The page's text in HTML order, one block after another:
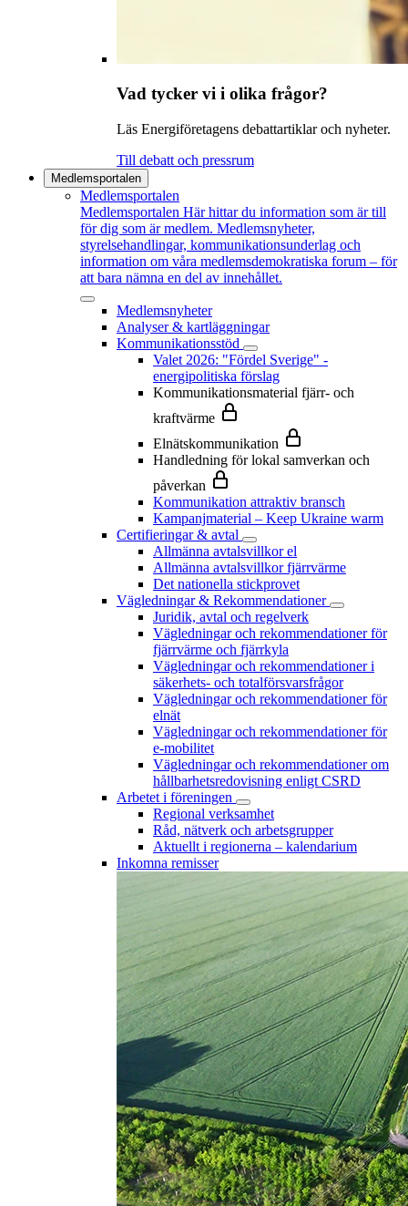
Vad tycker vi i olika frågor?
Läs Energiföretagens debattartiklar och nyheter.
Till debatt och pressrum
Medlemsportalen
Medlemsportalen
Medlemsportalen Här hittar du information som är till
för dig som är medlem. Medlemsnyheter,
styrelsehandlingar, kommunikationsunderlag och
information om våra medlemsdemokratiska forum – för
att bara nämna en del av innehållet.
Medlemsnyheter
Analyser & kartläggningar
Kommunikationsstöd
Valet 2026: "Fördel Sverige" -
energipolitiska förslag
Kommunikationsmaterial fjärr- och
kraftvärme
Elnätskommunikation
Handledning för lokal samverkan och
påverkan
Kommunikation attraktiv bransch
Kampanjmaterial – Keep Ukraine warm
Certifieringar & avtal
Allmänna avtalsvillkor el
Allmänna avtalsvillkor fjärrvärme
Det nationella stickprovet
Vägledningar & Rekommendationer
Juridik, avtal och regelverk
Vägledningar och rekommendationer för
fjärrvärme och fjärrkyla
Vägledningar och rekommendationer i
säkerhets- och totalförsvarsfrågor
Vägledningar och rekommendationer för
elnät
Vägledningar och rekommendationer för
e-mobilitet
Vägledningar och rekommendationer om
hållbarhetsredovisning enligt CSRD
Arbetet i föreningen
Regional verksamhet
Råd, nätverk och arbetsgrupper
Aktuellt i regionerna – kalendarium
Inkomna remisser